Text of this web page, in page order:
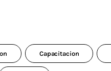
Capacitacion